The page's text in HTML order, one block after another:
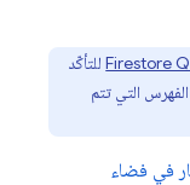
للتأكّد
التي تتم
في فضاء